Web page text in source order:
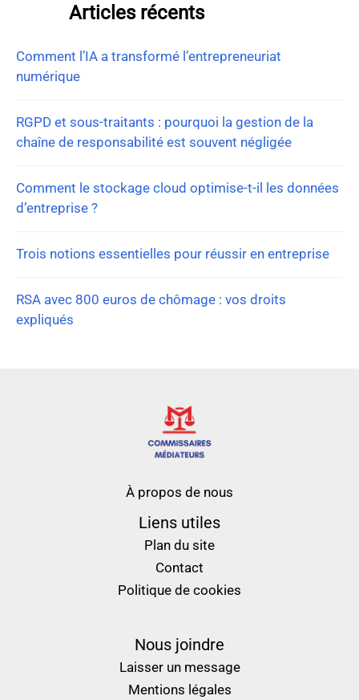
Articles récents
Comment l’IA a transformé l’entrepreneuriat
numérique
RGPD et sous-traitants : pourquoi la gestion de la
chaîne de responsabilité est souvent négligée
Comment le stockage cloud optimise-t-il les données
d’entreprise ?
Trois notions essentielles pour réussir en entreprise
RSA avec 800 euros de chômage : vos droits
expliqués
À propos de nous
Liens utiles
Plan du site
Contact
Politique de cookies
Nous joindre
Laisser un message
Mentions légales